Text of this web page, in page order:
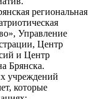
региональная
Управление
Центр
и Центр
Брянска.
учреждений
которые